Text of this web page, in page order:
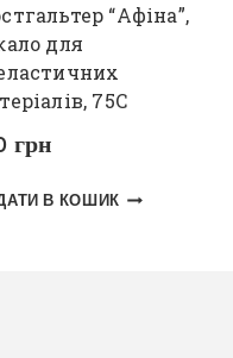
“Афіна”,
для
75С
грн
В КОШИК